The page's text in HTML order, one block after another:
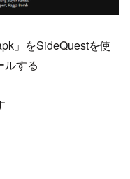
」をSideQuestを使
ルする